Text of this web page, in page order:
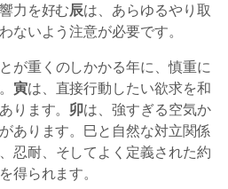
力を好む辰は、あらゆるやり取
ないよう注意が必要です。
が重くのしかかる年に、慎重に
寅は、直接行動したい欲求を和
ります。 卯は、強すぎる空気か
あります。巳と自然な対立関係
忍耐、そしてよく定義された約
得られます。